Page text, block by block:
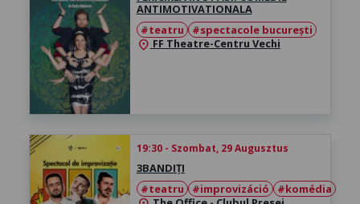
ANTIMOTIVATIONALA
#teatru
#spectacole bucurești
location_on FF Theatre-Centru Vechi
19:30 - Szombat, 29 Augusztus
3BANDIȚI
#teatru
#improvizáció #komédia